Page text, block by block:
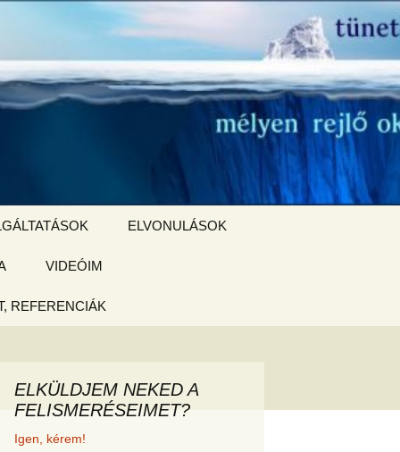
BOLT
ELVONULÁSOK
VIDEÓIM
REFERENCIÁK
az új
és
ELKÜLDJEM NEKED A
FELISMERÉSEIMET?
Igen, kérem!